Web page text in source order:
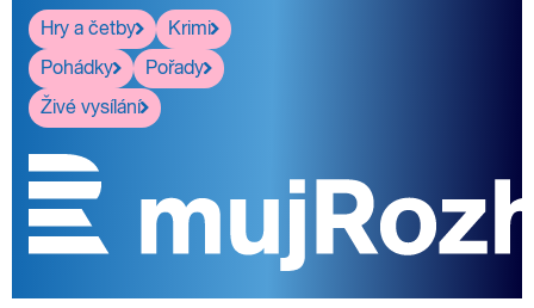
Hry a četby
Krimi
Pohádky
Pořady
Živé vysílání